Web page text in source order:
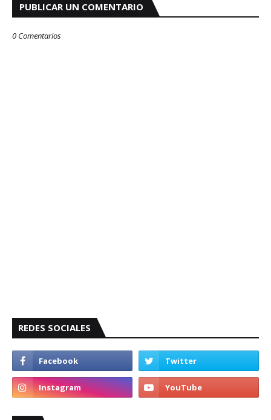
PUBLICAR UN COMENTARIO
0 Comentarios
REDES SOCIALES